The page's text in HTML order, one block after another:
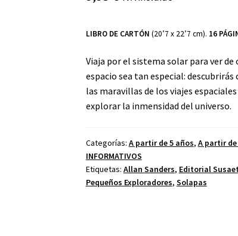
LIBRO DE CARTÓN (20’7 x 22’7 cm). 16
Viaja por el sistema solar para ver de
espacio sea tan especial:
las maravillas de los viajes
explorar la inmensidad del universo.
Categorías: A partir de 5 años, A partir de
INFORMATIVOS
Etiquetas: Allan Sanders, Editorial
Pequeños Exploradores, Solapas